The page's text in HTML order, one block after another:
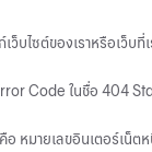
ว็บไซต์ของเราหรือเว็บ
Code ในชื่อ 404
หมายเลขอินเตอร์เน็ตห